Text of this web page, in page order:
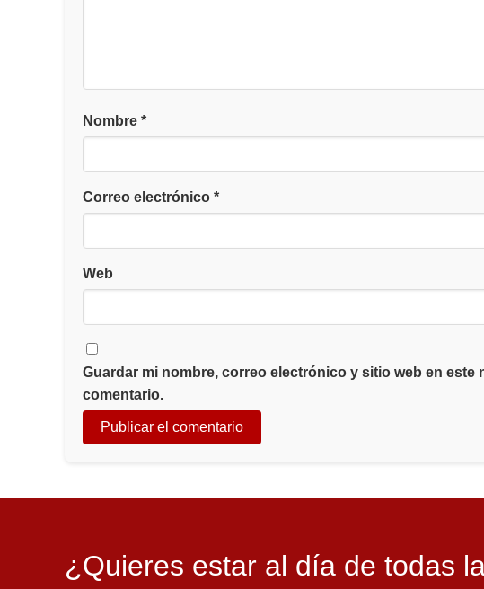
Nombre *
Correo electrónico *
Web
Guardar mi nombre, correo electrónico y sitio web en este
comentario.
¿Quieres estar al día de todas